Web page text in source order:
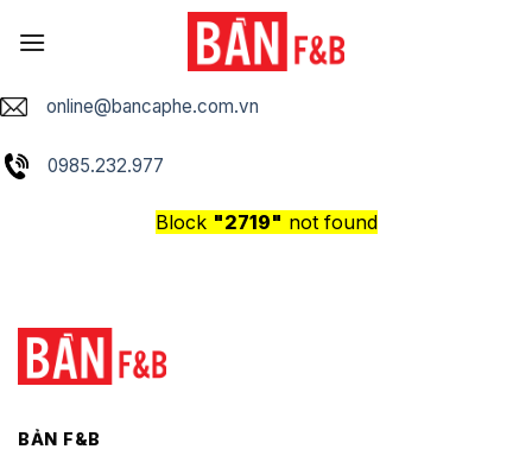
online@bancaphe.com.vn
0985.232.977
Block "2719" not found
BẢN F&B